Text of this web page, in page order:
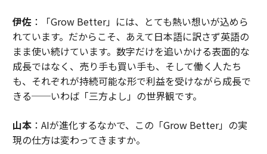
伊佐：「Grow Better」には、とても熱い想いが込めら
れています。だからこそ、あえて日本語に訳さず英語の
まま使い続けています。数字だけを追いかける表面的な
成長ではなく、売り手も買い手も、そして働く人たち
も、それぞれが持続可能な形で利益を受けながら成長で
きる──いわば「三方よし」の世界観です。
山本：AIが進化するなかで、この「Grow Better」の実
現の仕方は変わってきますか。